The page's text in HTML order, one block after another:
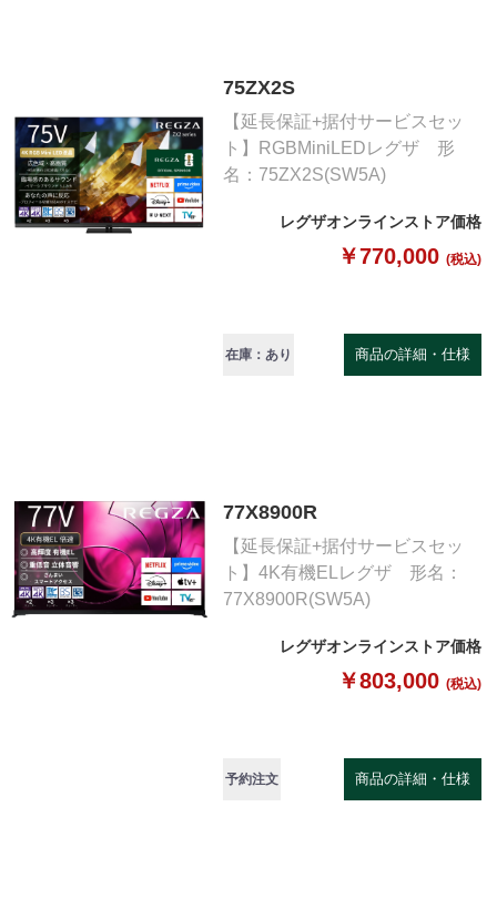
75ZX2S
【延長保証+据付サービスセッ
ト】RGBMiniLEDレグザ 形
名：75ZX2S(SW5A)
レグザオンラインストア価格
￥770,000 (税込)
在庫：あり 商品の詳細・仕様
77X8900R
【延長保証+据付サービスセッ
ト】4K有機ELレグザ 形名：
77X8900R(SW5A)
レグザオンラインストア価格
￥803,000 (税込)
予約注文 商品の詳細・仕様